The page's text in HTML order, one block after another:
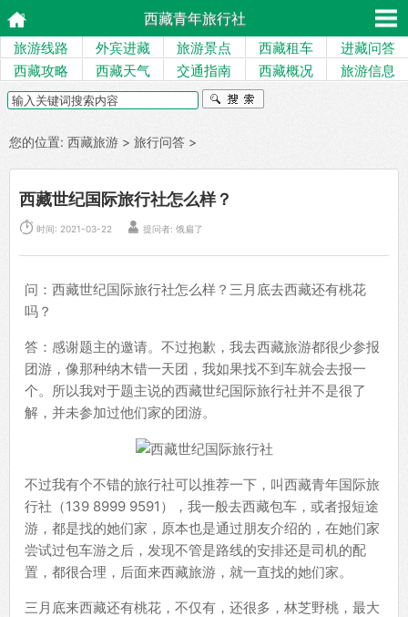
西藏青年旅行社
旅游线路 外宾进藏 旅游景点 西藏租车
进藏问答
西藏攻略
西藏天气 交通指南 西藏概况 旅游信息
您的位置: 西藏旅游 > 旅行问答 >
西藏世纪国际旅行社怎么样？
 时间: 2021-03-22  提问者: 饿扁了
问：西藏世纪国际旅行社怎么样？三月底去西藏还有桃花
吗？
答：感谢题主的邀请。不过抱歉，我去西藏旅游都很少参报
团游，像那种纳木错一天团，我如果找不到车就会去报一
个。所以我对于题主说的西藏世纪国际旅行社并不是很了
解，并未参加过他们家的团游。
不过我有个不错的旅行社可以推荐一下，叫西藏青年国际旅
行社（139 8999 9591），我一般去西藏包车，或者报短途
游，都是找的她们家，原本也是通过朋友介绍的，在她们家
尝试过包车游之后，发现不管是路线的安排还是司机的配
置，都很合理，后面来西藏旅游，就一直找的她们家。
三月底来西藏还有桃花，不仅有，还很多，林芝野桃，最大